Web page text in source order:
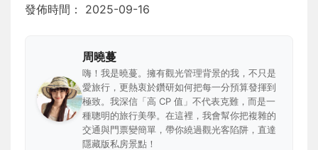
發佈時間： 2025-09-16
周曉蔓
嗨！我是曉蔓。擁有觀光管理背景的我，不只是
愛旅行，更熱衷於鑽研如何把每一分預算發揮到
極致。我深信「高 CP 值」不代表克難，而是一
種聰明的旅行美學。在這裡，我會幫你把複雜的
交通與門票變簡單，帶你繞過觀光客陷阱，直達
隱藏版私房景點！